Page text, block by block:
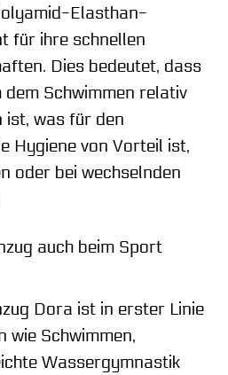
Elasthan-
für ihre schnellen
Dies bedeutet, dass
Schwimmen relativ
ist, was für den
Hygiene von Vorteil ist,
oder bei wechselnden
auch beim Sport
Dora ist in erster Linie
wie Schwimmen,
Wassergymnastik